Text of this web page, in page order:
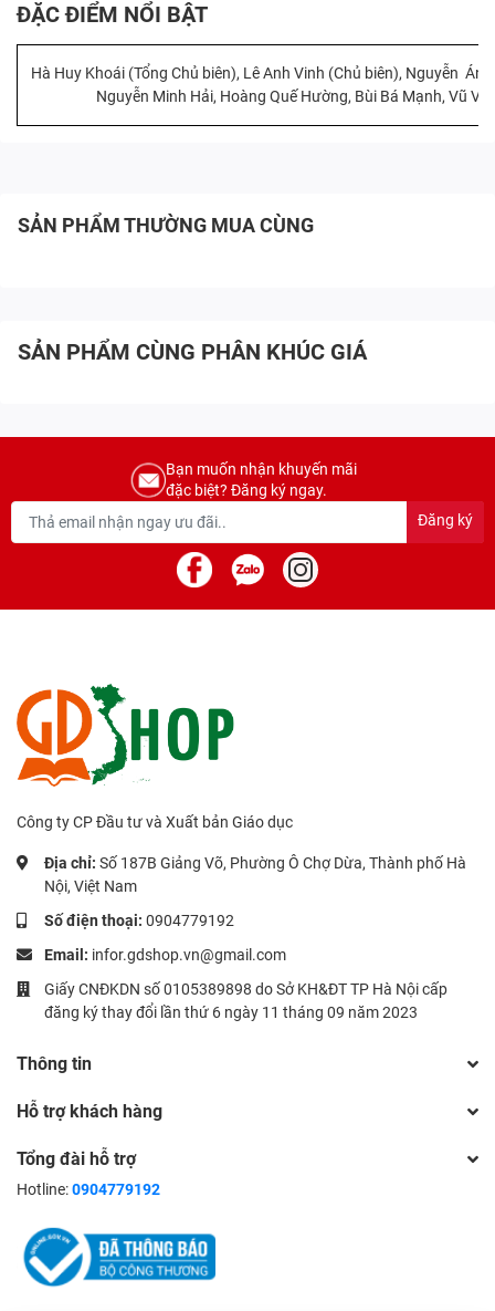
ĐẶC ĐIỂM NỔI BẬT
Hà Huy Khoái (Tổng Chủ biên), Lê Anh Vinh (Chủ biên), Nguyễn
Nguyễn Minh Hải, Hoàng Quế Hường, Bùi Bá Mạnh, Vũ
SẢN PHẨM THƯỜNG MUA CÙNG
SẢN PHẨM CÙNG PHÂN KHÚC GIÁ
Bạn muốn nhận khuyến mãi
đặc biệt? Đăng ký ngay.
Đăng ký
Công ty CP Đầu tư và Xuất bản Giáo dục
Địa chỉ: Số 187B Giảng Võ, Phường Ô Chợ Dừa, Thành phố Hà
Nội, Việt Nam
Số điện thoại: 0904779192
Email: infor.gdshop.vn@gmail.com
Giấy CNĐKDN số 0105389898 do Sở KH&ĐT TP Hà Nội cấp
đăng ký thay đổi lần thứ 6 ngày 11 tháng 09 năm 2023
Thông tin
Hỗ trợ khách hàng
Tổng đài hỗ trợ
Hotline:0904779192